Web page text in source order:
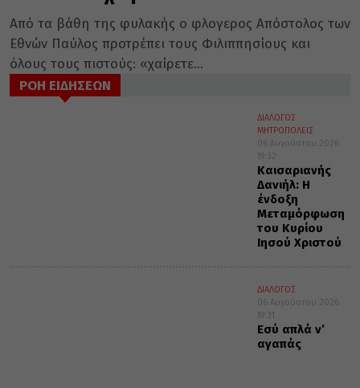
Από τα βάθη της φυλακής ο φλογε­ρος Απόστολος των
Εθνών Παύλος προτρέπει τους Φιλιππησίους και
όλους τους πιστούς: «χαίρετε...
ΡΟΗ ΕΙΔΗΣΕΩΝ
ΔΙΑΛΟΓΟΣ
ΜΗΤΡΟΠΟΛΕΙΣ
06 Αυγούστου 2026
19:32
Καισαριανής
Δανιήλ: Η
ένδοξη
Μεταμόρφωση
του Κυρίου
Ιησού Χριστού
ΔΙΑΛΟΓΟΣ
06 Αυγούστου 2026
19:31
Εσύ απλά ν’
αγαπάς